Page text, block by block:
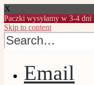
X
Paczki wysyłamy w 3-4 dni
Skip to content
Email